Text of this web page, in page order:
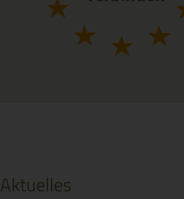
Aktuelles